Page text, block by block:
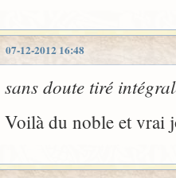
07-12-2012 16:48
sans doute tiré
Voilà du noble et vrai